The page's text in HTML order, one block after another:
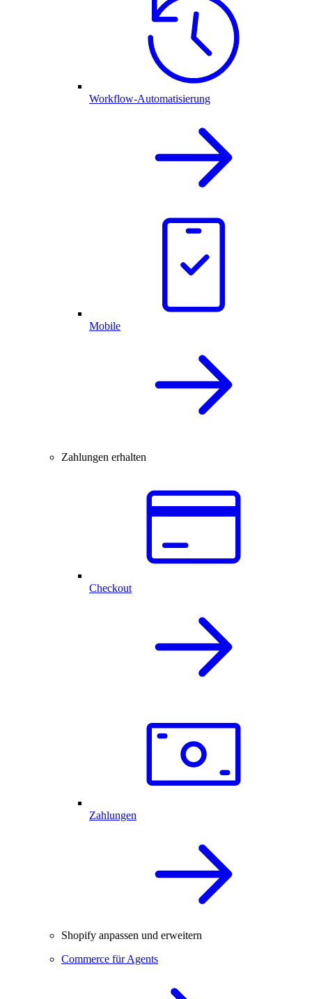
Workflow-Automatisierung
Mobile
Zahlungen erhalten
Checkout
Zahlungen
Shopify anpassen und erweitern
Commerce für Agents